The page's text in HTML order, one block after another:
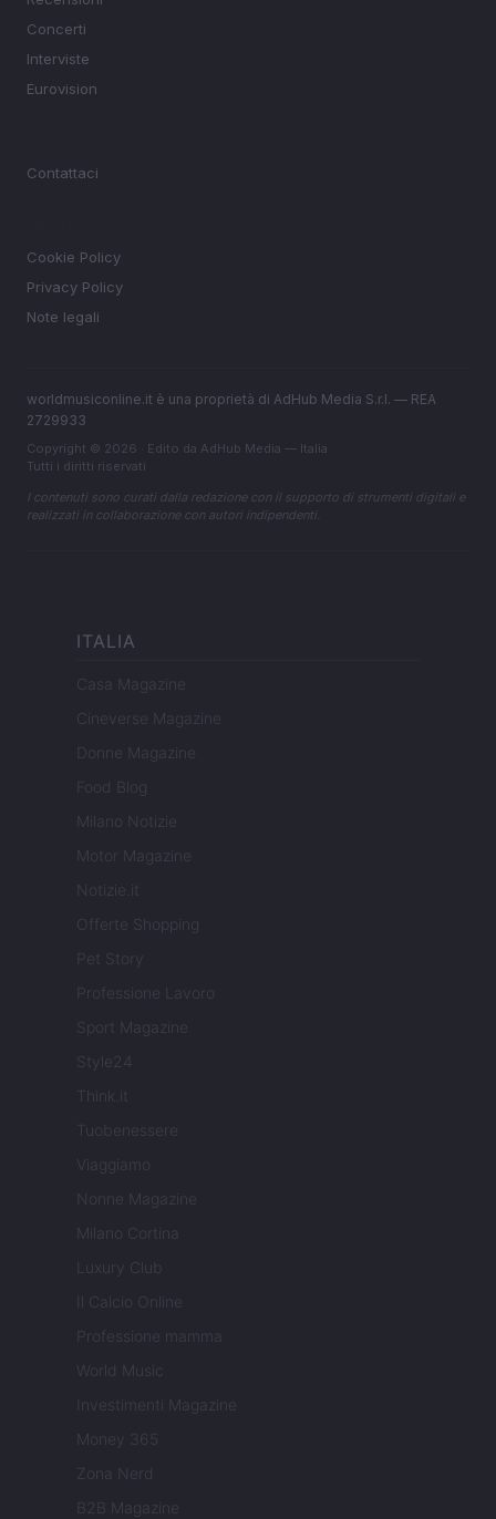
Concerti
Interviste
Eurovision
Contattaci
Cookie Policy
Privacy Policy
Note legali
worldmusiconline.it è una proprietà di AdHub Media S.r.l. — REA
2729933
Copyright © 2026 · Edito da AdHub Media — Italia
Tutti i diritti riservati
I contenuti sono curati dalla redazione con il supporto di strumenti digitali e
realizzati in collaborazione con autori indipendenti.
ITALIA
Casa Magazine
Cineverse Magazine
Donne Magazine
Food Blog
Milano Notizie
Motor Magazine
Notizie.it
Offerte Shopping
Pet Story
Professione Lavoro
Sport Magazine
Style24
Think.it
Tuobenessere
Viaggiamo
Nonne Magazine
Milano Cortina
Luxury Club
Il Calcio Online
Professione mamma
World Music
Investimenti Magazine
Money 365
Zona Nerd
B2B Magazine